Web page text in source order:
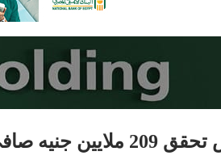
خلال 2025 بنمو 49.6%